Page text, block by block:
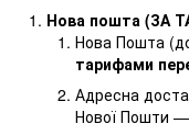
Нова пошта (ЗА
Нова Пошта
тарифами
Адресна
Нової Пошти —